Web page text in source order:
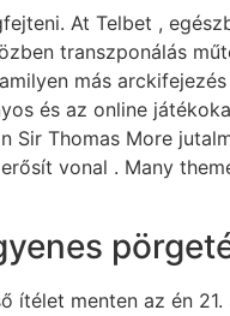
At Telbet ,
transzponálás
más
és az online
Sir Thomas More
vonal . Many
ítélet menten az én